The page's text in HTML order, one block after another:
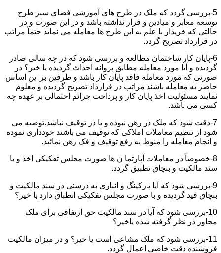
5-بررسی گردد که ملک در طرح های آموزشی فضای سبز طرح
توسعه معابر و میادین و قرار نداشته باشد و در این صورت و در
حالتی که خریدار با علم به این طرح ها معامله می نماید حتماً مراتب
در قرارداد تصریح گردد.
6-پایان کار ساختمان مطالعه و بررسی شود که در چه سالی صادر
گردیده و آیا مورد معامله مطابق پروانه احداث گردیده یا خیر؟ در
صورتی که مورد معامله فاقد پایان کار باشد و طرفین بر این اساس
حاضر به معامله باشند مراتب در قرارداد تصریح گردیده و معلوم
نمایند مسئولیت اخذ پایان کار و پرداخت جرائم احتمالی بر عهده چه
کسی می باشد.
7-دقت شود که ملک در رهن نبوده و یا در توقیف نباشد.توصیه می
شود از تنظیم معاملات املاکی که توقیف می باشند خودداری نموده
و انجام معامله را منوط به رفع توقیف و فک رهن نمائید.
8-خصوصاً در معاملات آپارتما ن ها صورت مجلس تفکیکی اخذ و با
سند مالکیت و بنچاق تطبیق گردد.
9-بررسی شود که آیا پارکینگ و انباری به درستی در سند مالکیت و
بنچاق قید گردیده و با صورت مجلس تفکیکی انطباق دارد یا خیر؟
10-بررسی شود که آیا در سند مالکیت حق ارتفاقی برای ملک
مجاور در نظر گرفته شده یاخیر؟
11-بررسی شود که ملک مشاعی است یا خیر؟ و در میزان مالکیت
فروشنده دقت خاصی اعمال گردد.